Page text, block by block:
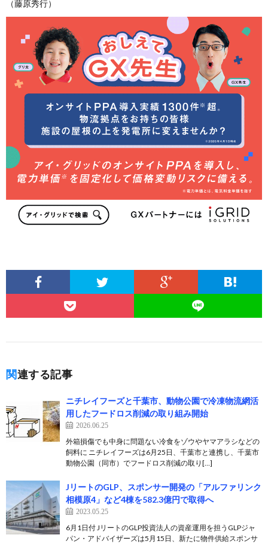
（藤原秀行）
関連する記事
ニチレイフーズと千葉市、動物公園で冷凍物流網活
用したフードロス削減の取り組み開始
2026.06.25
外箱損傷でも中身に問題ない冷食をゾウやヤマアラシなどの
飼料に ニチレイフーズは6月25日、千葉市と連携し、千葉市
動物公園（同市）でフードロス削減の取り[…]
JリートのGLP、スポンサー開発の「アルファリンク
相模原4」など4棟を582.3億円で取得へ
2023.05.25
6月1日付 JリートのGLP投資法人の資産運用を担うGLPジャ
パン・アドバイザーズは5月15日、新たに物件供給スポンサ